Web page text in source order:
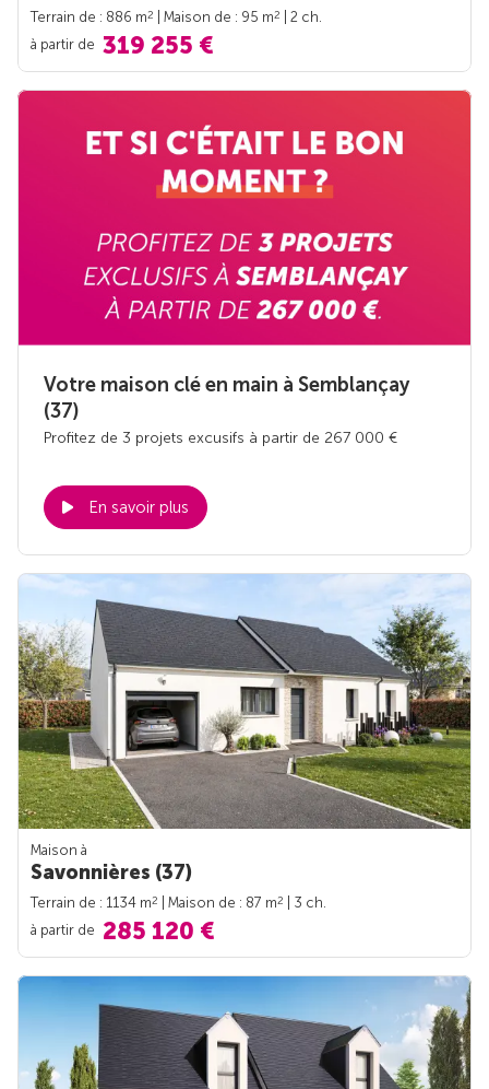
Terrain de : 886 m2 | Maison de : 95 m2
| 2 ch.
à partir de 319 255 €
Votre maison clé en main à Semblançay
(37)
Profitez de 3 projets excusifs à partir de 267 000 €
En savoir plus
Maison à
Savonnières (37)
Terrain de : 1134 m2 | Maison de : 87 m2
| 3 ch.
à partir de 285 120 €